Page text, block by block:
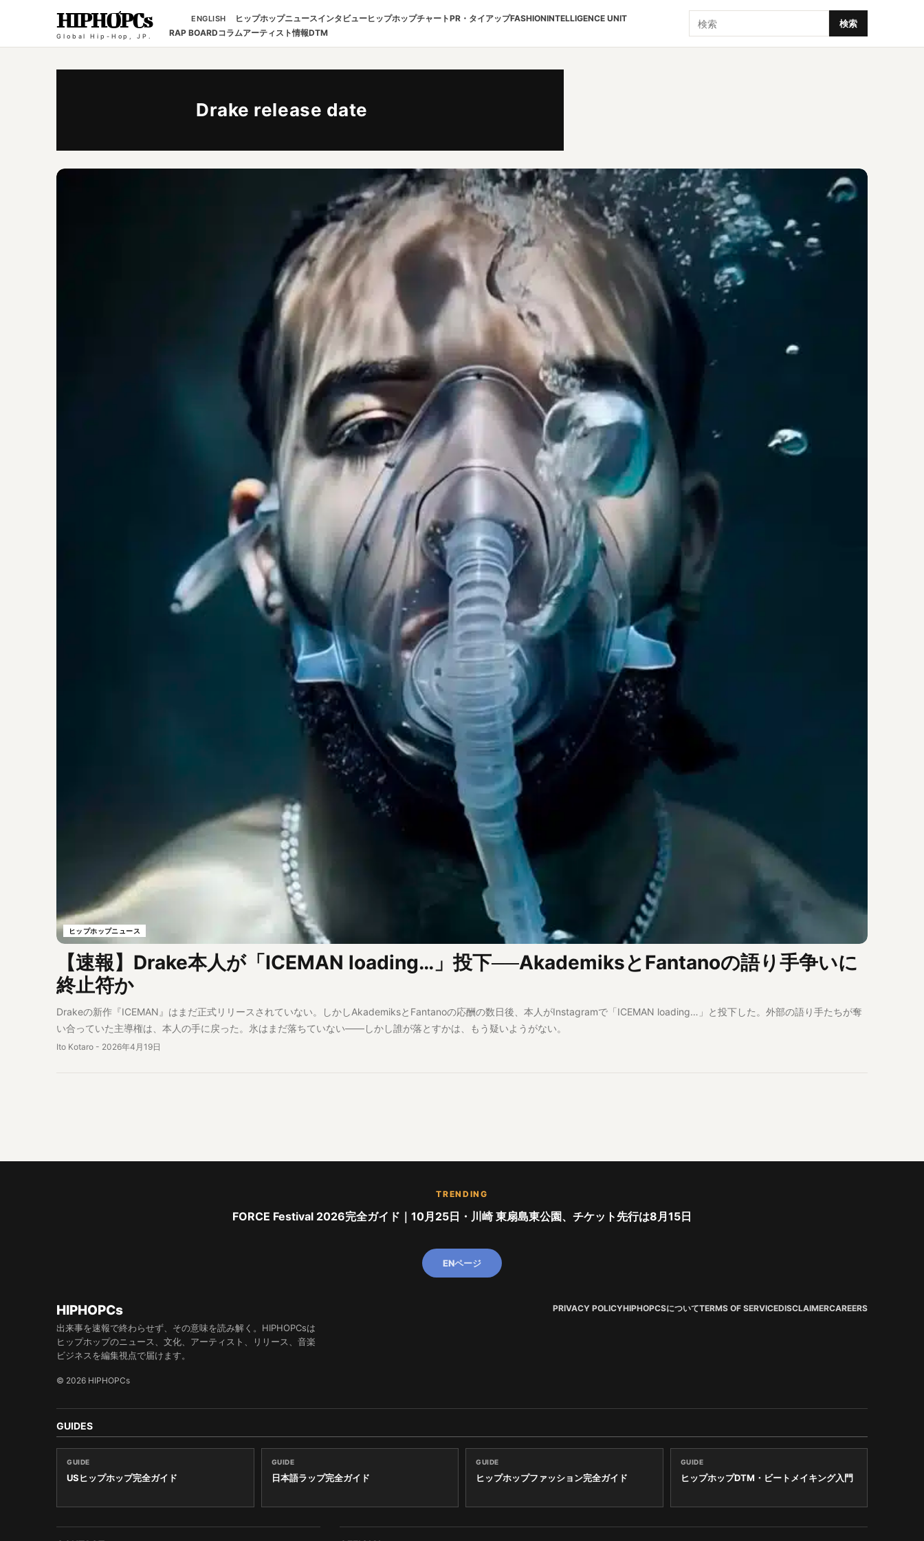
HIPHOPCs
Global Hip-Hop, JP.
ENGLISH ヒップホップニュースインタビューヒップホップチャートPR・タイアップFASHIONINTELLIGENCE UNIT
RAP BOARDコラムアーティスト情報DTM
検索 検索
Drake release date
ヒップホップニュース
【速報】Drake本人が「ICEMAN loading…」投下──AkademiksとFantanoの語り手争いに
終止符か
Drakeの新作『ICEMAN』はまだ正式リリースされていない。しかしAkademiksとFantanoの応酬の数日後、本人がInstagramで「ICEMAN loading…」と投下した。外部の語り手たちが奪
い合っていた主導権は、本人の手に戻った。氷はまだ落ちていない——しかし誰が落とすかは、もう疑いようがない。
Ito Kotaro - 2026年4月19日
TRENDING
FORCE Festival 2026完全ガイド｜10月25日・川崎 東扇島東公園、チケット先行は8月15日
ENページ
HIPHOPCs
出来事を速報で終わらせず、その意味を読み解く。HIPHOPCsは
ヒップホップのニュース、文化、アーティスト、リリース、音楽
ビジネスを編集視点で届けます。
© 2026 HIPHOPCs
PRIVACY POLICYHIPHOPCSについてTERMS OF SERVICEDISCLAIMERCAREERS
GUIDES
GUIDE
USヒップホップ完全ガイド
GUIDE
日本語ラップ完全ガイド
GUIDE
ヒップホップファッション完全ガイド
GUIDE
ヒップホップDTM・ビートメイキング入門